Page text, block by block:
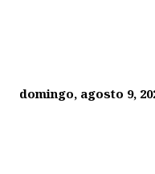
domingo, agosto 9,